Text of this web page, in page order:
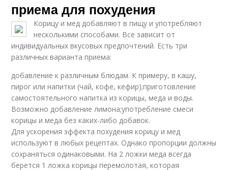
приема для похудения
Корицу и мед добавляют в пищу и употребляют
несколькими способами. Все зависит от
индивидуальных вкусовых предпочтений. Есть три
различных варианта приема:
добавление к различным блюдам. К примеру, в кашу,
пирог или напитки (чай, кофе, кефир);приготовление
самостоятельного напитка из корицы, меда и воды.
Возможно добавление лимона;употребление смеси
корицы и меда без каких-либо добавок.
Для ускорения эффекта похудения корицу и мед
используют в любых рецептах. Однако пропорции должны
сохраняться одинаковыми. На 2 ложки меда всегда
берется 1 ложка корицы перемолотая, которая